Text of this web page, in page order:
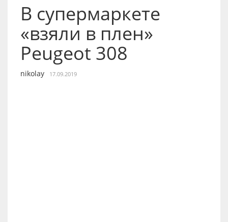
В супермаркете
«взяли в плен»
Peugeot 308
nikolay 17.09.2019